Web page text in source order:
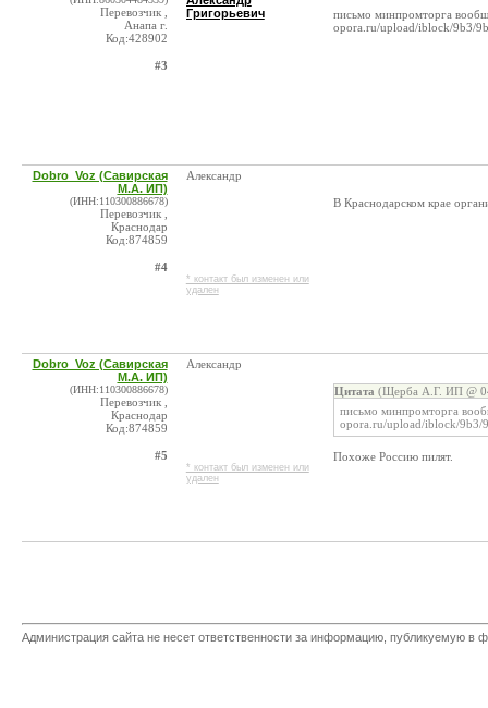
Перевозчик ,
Анапа г.
Код:428902
#3
Григорьевич
письмо минпромторга
opora.ru/upload/iblock/9b3/
Dobro_Voz (Савирская
М.А. ИП)
(ИНН:110300886678)
Перевозчик ,
Краснодар
Код:874859
#4
Александр
* контакт был изменен или
удален
В Краснодарском крае
Dobro_Voz (Савирская
М.А. ИП)
(ИНН:110300886678)
Перевозчик ,
Краснодар
Код:874859
#5
Александр
* контакт был изменен или
удален
Цитата (Щерба А.Г. ИП @
письмо минпромторга
opora.ru/upload/iblock/9b3/
Похоже Россию пилят.
Администрация сайта не несет ответственности за информацию, публикуемую